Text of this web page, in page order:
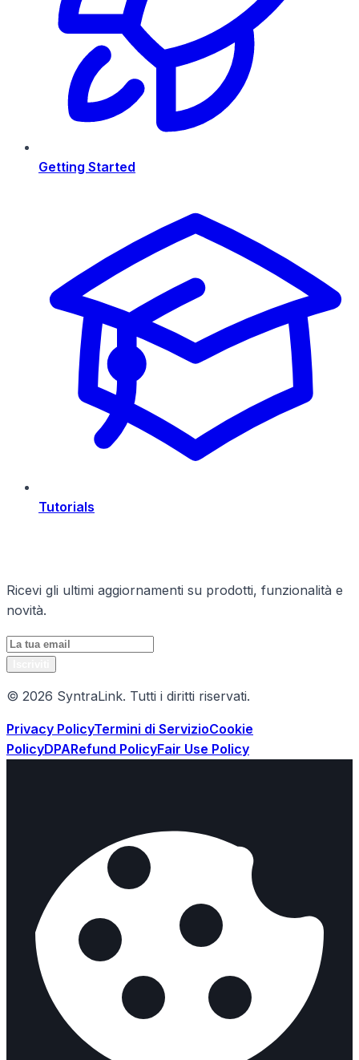
Getting Started
Tutorials
Ricevi gli ultimi aggiornamenti su prodotti, funzionalità e
novità.
© 2026 SyntraLink. Tutti i diritti riservati.
Privacy PolicyTermini di ServizioCookie
PolicyDPARefund PolicyFair Use Policy